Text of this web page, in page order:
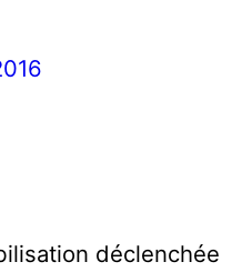
déclenchée